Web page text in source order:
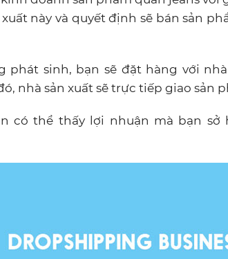
này và quyết định sẽ bán sản
phát sinh, bạn sẽ đặt hàng với
nhà sản xuất sẽ trực tiếp giao sản
có thể thấy lợi nhuận mà bạn